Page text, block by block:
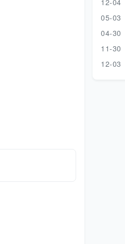
12-04
05-03
04-30
11-30
12-03